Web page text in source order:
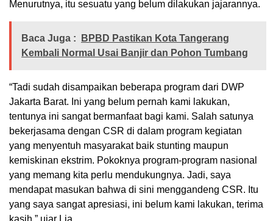
Menurutnya, itu sesuatu yang belum dilakukan jajarannya.
Baca Juga :
BPBD Pastikan Kota Tangerang
Kembali Normal Usai Banjir dan Pohon Tumbang
“Tadi sudah disampaikan beberapa program dari DWP
Jakarta Barat. Ini yang belum pernah kami lakukan,
tentunya ini sangat bermanfaat bagi kami. Salah satunya
bekerjasama dengan CSR di dalam program kegiatan
yang menyentuh masyarakat baik stunting maupun
kemiskinan ekstrim. Pokoknya program-program nasional
yang memang kita perlu mendukungnya. Jadi, saya
mendapat masukan bahwa di sini menggandeng CSR. Itu
yang saya sangat apresiasi, ini belum kami lakukan, terima
kasih,” ujar Lia.